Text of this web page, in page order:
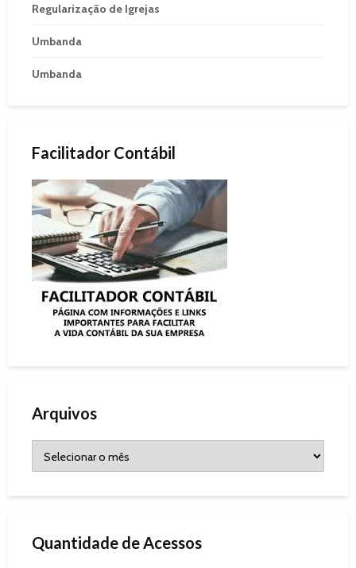
Regularização de Igrejas
Umbanda
Umbanda
Facilitador Contábil
Arquivos
Quantidade de Acessos